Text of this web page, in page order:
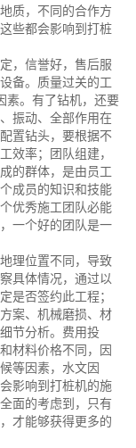
质，不同的合作方
些都会影响到打桩
，信誉好，售后服
备。质量过关的工
素。有了钻机，还要
振动、全部作用在
置钻头，要根据不
效率；团队组建，
的群体，是由员工
成员的知识和技能
优秀施工团队必能
一个好的团队是一
理位置不同，导致
具体情况，通过以
是否签约此工程；
案、机械磨损、材
节分析。费用投
材料价格不同，因
等因素，水文因
影响到打桩机的施
面的考虑到，只有
才能够获得更多的